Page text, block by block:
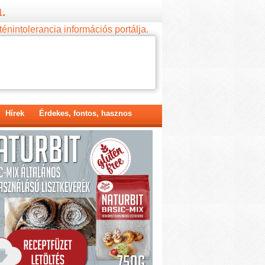
információs portálja.
Hírek Érdekes, fontos, hasznos